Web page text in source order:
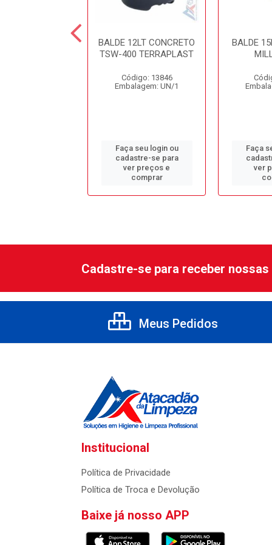
BALDE 12LT CONCRETO
TSW-400 TERRAPLAST
Código: 13846
Embalagem: UN/1
Faça seu login ou
cadastre-se para
ver preços e
comprar
BALDE
Faça
ver
Cadastre-se para receber
Meus Pedidos
Institucional
Política de Privacidade
Política de Troca e Devolução
Baixe já nosso APP